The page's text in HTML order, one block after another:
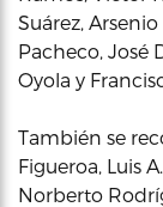
Suárez,
Pacheco, José
Oyola y
También se
Figueroa, Luis
Norberto